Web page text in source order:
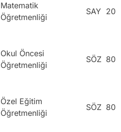
Matematik
Öğretmenliği
SAY 20
Okul Öncesi
Öğretmenliği
SÖZ 80
Özel Eğitim
Öğretmenliği
SÖZ 80